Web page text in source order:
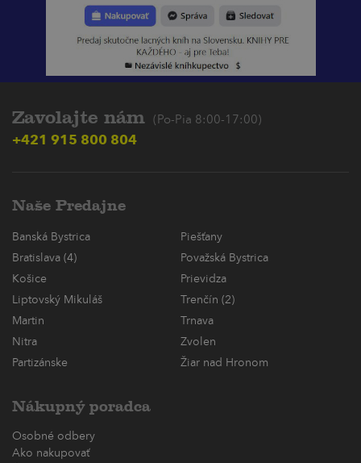
Zavolajte nám (Po-Pia 8:00-17:00)
+421 915 800 804
Naše Predajne
Banská Bystrica
Piešťany
Bratislava (4)
Považská Bystrica
Košice
Prievidza
Liptovský Mikuláš
Trenčín (2)
Martin
Trnava
Nitra
Zvolen
Partizánske
Žiar nad Hronom
Nákupný poradca
Osobné odbery
Ako nakupovať